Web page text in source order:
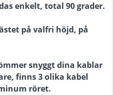
enkelt, total 90 grader.
på valfri höjd, på
snyggt dina kablar
finns 3 olika kabel
röret.